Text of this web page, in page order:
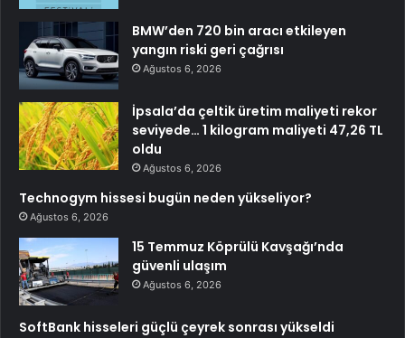
BMW’den 720 bin aracı etkileyen
yangın riski geri çağrısı
Ağustos 6, 2026
İpsala’da çeltik üretim maliyeti rekor
seviyede… 1 kilogram maliyeti 47,26 TL
oldu
Ağustos 6, 2026
Technogym hissesi bugün neden yükseliyor?
Ağustos 6, 2026
15 Temmuz Köprülü Kavşağı’nda
güvenli ulaşım
Ağustos 6, 2026
SoftBank hisseleri güçlü çeyrek sonrası yükseldi